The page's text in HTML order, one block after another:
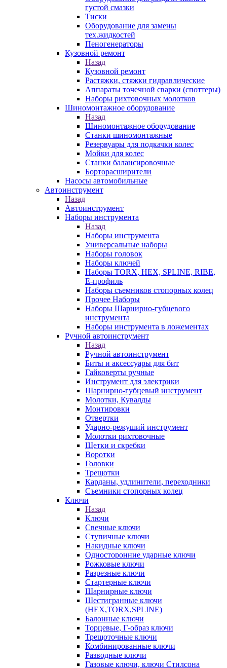
густой смазки
Тиски
Оборудование для замены
тех.жидкостей
Пеногенераторы
Кузовной ремонт
Назад
Кузовной ремонт
Растяжки, стяжки гидравлические
Аппараты точечной сварки (споттеры)
Наборы рихтовочных молотков
Шиномонтажное оборудование
Назад
Шиномонтажное оборудование
Станки шиномонтажные
Резервуары для подкачки колес
Мойки для колес
Станки балансировочные
Борторасширители
Насосы автомобильные
Автоинструмент
Назад
Автоинструмент
Наборы инструмента
Назад
Наборы инструмента
Универсальные наборы
Наборы головок
Наборы ключей
Наборы TORX, HEX, SPLINE, RIBE,
E-профиль
Наборы съемников стопорных колец
Прочее Наборы
Наборы Шарнирно-губцевого
инструмента
Наборы инструмента в ложементах
Ручной автоинструмент
Назад
Ручной автоинструмент
Биты и аксессуары для бит
Гайковерты ручные
Инструмент для электрики
Шарнирно-губцевый инструмент
Молотки, Кувалды
Монтировки
Отвертки
Ударно-режуший инструмент
Молотки рихтовочные
Щетки и скребки
Воротки
Головки
Трещотки
Карданы, удлинители, переходники
Съемники стопорных колец
Ключи
Назад
Ключи
Свечные ключи
Ступичные ключи
Накидные ключи
Односторонние ударные ключи
Рожковые ключи
Разрезные ключи
Стартерные ключи
Шарнирные ключи
Шестигранные ключи
(HEX,TORX,SPLINE)
Балонные ключи
Торцевые, Г-образ ключи
Трещоточные ключи
Комбинированные ключи
Разводные ключи
Газовые ключи, ключи Стилсона